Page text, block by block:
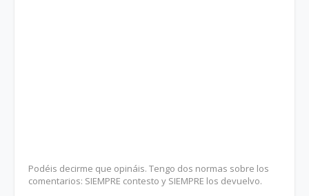
Podéis decirme que opináis. Tengo dos normas sobre los
comentarios: SIEMPRE contesto y SIEMPRE los devuelvo.